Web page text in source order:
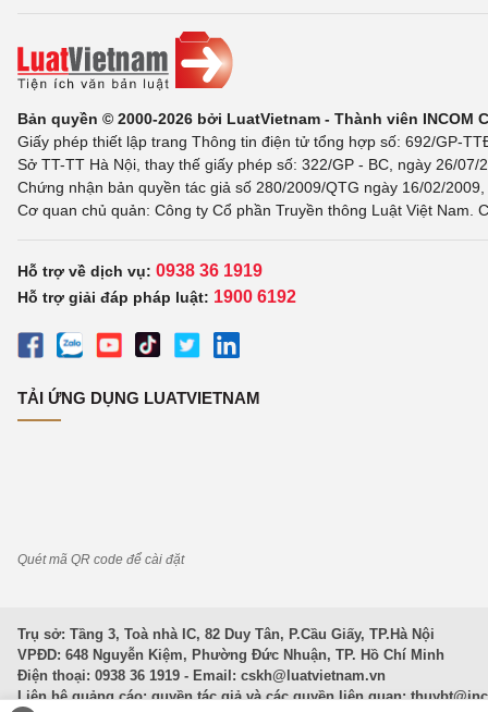
Bản quyền © 2000-2026 bởi LuatVietnam - Thành viên INCOM
Giấy phép thiết lập trang Thông tin điện tử tổng hợp số: 692/GP-
Sở TT-TT Hà Nội, thay thế giấy phép số: 322/GP - BC, ngày 26/
Chứng nhận bản quyền tác giả số 280/2009/QTG ngày 16/02/
Cơ quan chủ quản: Công ty Cổ phần Truyền thông Luật Việt Nam.
Hỗ trợ về dịch vụ: 0938 36 1919
Hỗ trợ giải đáp pháp luật: 1900 6192
TẢI ỨNG DỤNG LUATVIETNAM
Quét mã QR code để cài đặt
Trụ sở: Tầng 3, Toà nhà IC, 82 Duy Tân, P.Cầu Giấy, TP.Hà Nội
VPĐD: 648 Nguyễn Kiệm, Phường Đức Nhuận, TP. Hồ Chí Minh
Điện thoại: 0938 36 1919 - Email: cskh@luatvietnam.vn
Liên hệ quảng cáo; quyền tác giả và các quyền liên quan: